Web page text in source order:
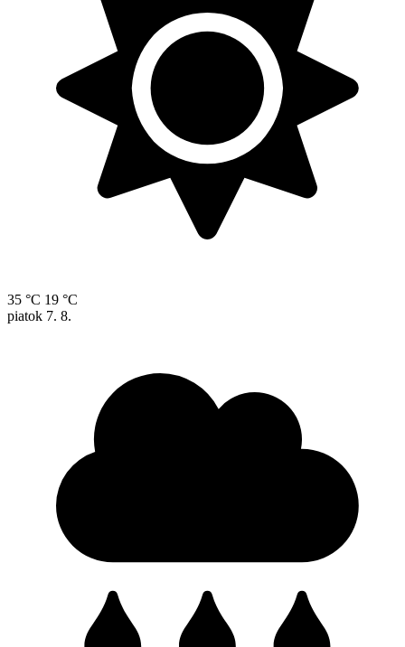
35 °C 19 °C
piatok 7. 8.